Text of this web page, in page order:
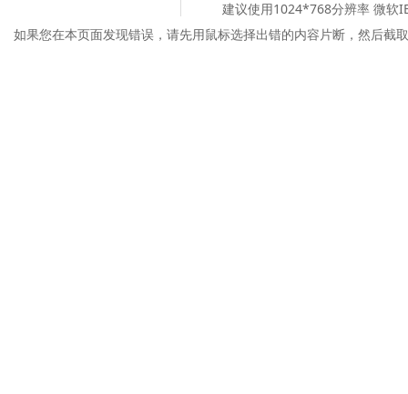
建议使用1024*768分辨率 微软
如果您在本页面发现错误，请先用鼠标选择出错的内容片断，然后截